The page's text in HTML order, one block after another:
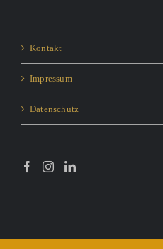
Kontakt
Impressum
Datenschutz